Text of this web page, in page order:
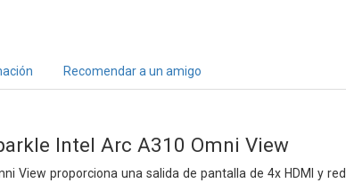
Recomendar a un amigo
Intel Arc A310 Omni View
View proporciona una salida de pantalla de 4x HDMI y